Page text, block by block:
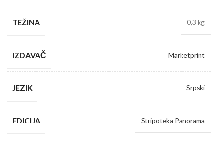
TEŽINA 0,3 kg
IZDAVAČ Marketprint
JEZIK Srpski
EDICIJA Stripoteka Panorama